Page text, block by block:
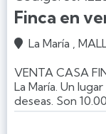
Finca en
 La María ,
VENTA CASA
La María. Un
deseas. Son